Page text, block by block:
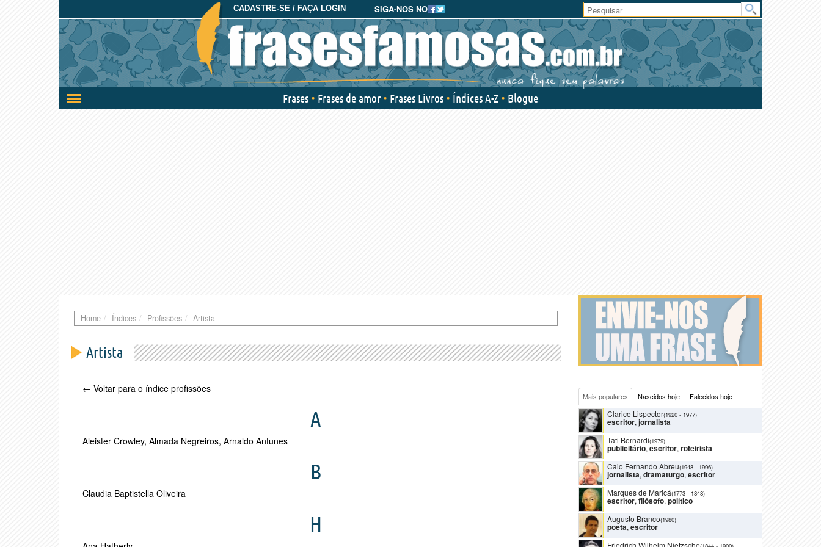
SIGA-NOS NO
CADASTRE-SE / FAÇA LOGIN
Ativar/desativar
a
Área
do
Usuário
Frases Frases de amor Frases Livros Índices A-Z Blogue
Home Índices Profissões Artista
Artista
← Voltar para o índice profissões
A
Aleister Crowley, Almada Negreiros, Arnaldo Antunes
B
Claudia Baptistella Oliveira
H
Mais populares Nascidos hoje Falecidos hoje
Clarice Lispector(1920 - 1977)
escritor, jornalista
Tati Bernardi(1979)
publicitário, escritor, roteirista
Caio Fernando Abreu(1948 - 1996)
jornalista, dramaturgo, escritor
Marques de Maricá(1773 - 1848)
escritor, filósofo, político
Augusto Branco(1980)
poeta, escritor
Friedrich Wilhelm Nietzsche